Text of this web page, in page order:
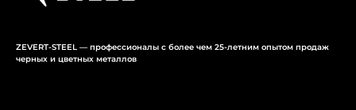
ZEVERT-STEEL — профессионалы с более чем 25-летним опытом продаж
черных и цветных металлов